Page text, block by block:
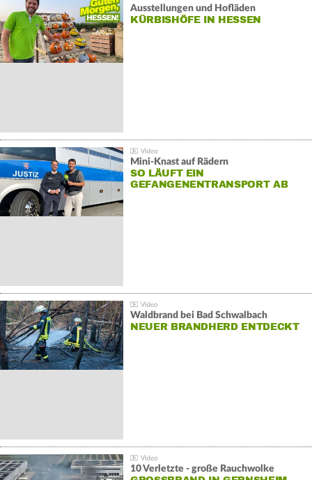
Ausstellungen und Hofläden
KÜRBISHÖFE IN HESSEN
Mini-Knast auf Rädern
SO LÄUFT EIN
GEFANGENENTRANSPORT AB
Waldbrand bei Bad Schwalbach
NEUER BRANDHERD ENTDECKT
10 Verletzte - große Rauchwolke